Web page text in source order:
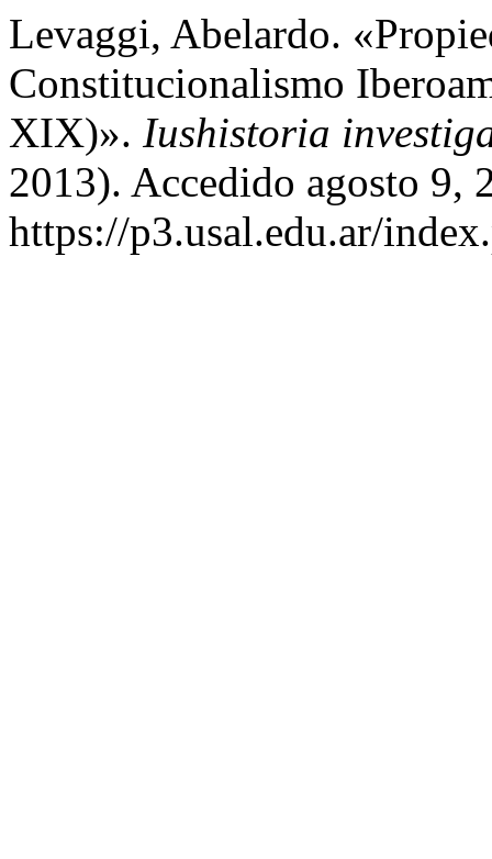
Levaggi, Abelardo.
Constitucionalismo
XIX)». Iushistoria
2013). Accedido agosto 9,
https://p3.usal.edu.ar/